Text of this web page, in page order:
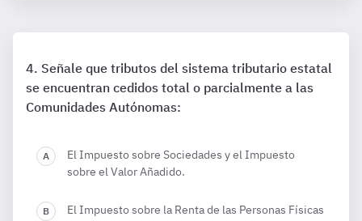
Señale que tributos del sistema tributario estatal
se encuentran cedidos total o parcialmente a las
Comunidades Autónomas:
El Impuesto sobre Sociedades y el Impuesto
sobre el Valor Añadido.
El Impuesto sobre la Renta de las Personas Físicas